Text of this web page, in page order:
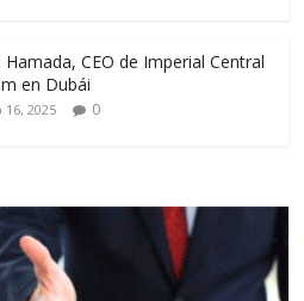
Hamada, CEO de Imperial Central
en Dubái
16, 2025 0